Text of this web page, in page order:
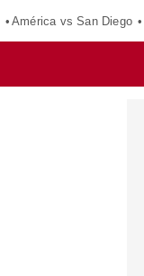
América vs San Diego